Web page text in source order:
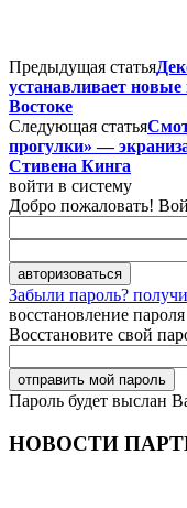
Предыдущая статья
устанавливает
Востоке
Следующая статья
прогулки» —
Стивена Кинга
войти в систему
Добро пожаловать!
Забыли пароль?
восстановление пароля
Восстановите свой
Пароль будет выслан
НОВОСТИ